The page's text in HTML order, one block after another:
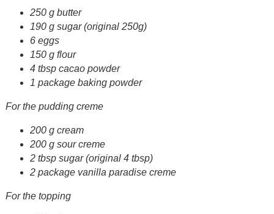
250 g butter
190 g sugar (original 250g)
6 eggs
150 g flour
4 tbsp cacao powder
1 package baking powder
For the pudding creme
200 g cream
200 g sour creme
2 tbsp sugar (original 4 tbsp)
2 package vanilla paradise creme
For the topping